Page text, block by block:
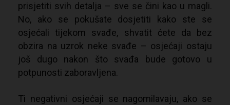
prisjetiti svih detalja – sve se čini kao u magli.
No, ako se pokušate dosjetiti kako ste se
osjećali tijekom svađe, shvatit ćete da bez
obzira na uzrok neke svađe – osjećaji ostaju
još dugo nakon što svađa bude gotovo u
potpunosti zaboravljena.
Ti negativni osjećaji se nagomilavaju, ako se